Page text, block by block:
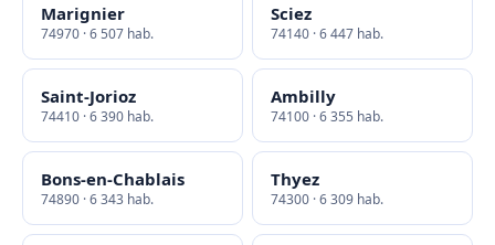
Marignier
74970 · 6 507 hab.
Sciez
74140 · 6 447 hab.
Saint-Jorioz
74410 · 6 390 hab.
Ambilly
74100 · 6 355 hab.
Bons-en-Chablais
74890 · 6 343 hab.
Thyez
74300 · 6 309 hab.